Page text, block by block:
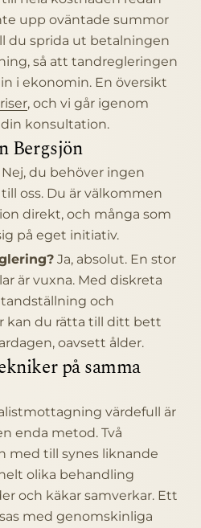
upp oväntade summor
du sprida ut betalningen
så att tandregleringen
i ekonomin. En översikt
, och vi går igenom
konsultation.
Bergsjön
Nej, du behöver ingen
oss. Du är välkommen
direkt, och många som
på eget initiativ.
Ja, absolut. En stor
är vuxna. Med diskreta
och
kan du rätta till ditt bett
oavsett ålder.
på samma
värdefull är
enda metod. Två
med till synes liknande
olika behandling
och käkar samverkar. Ett
med genomskinliga